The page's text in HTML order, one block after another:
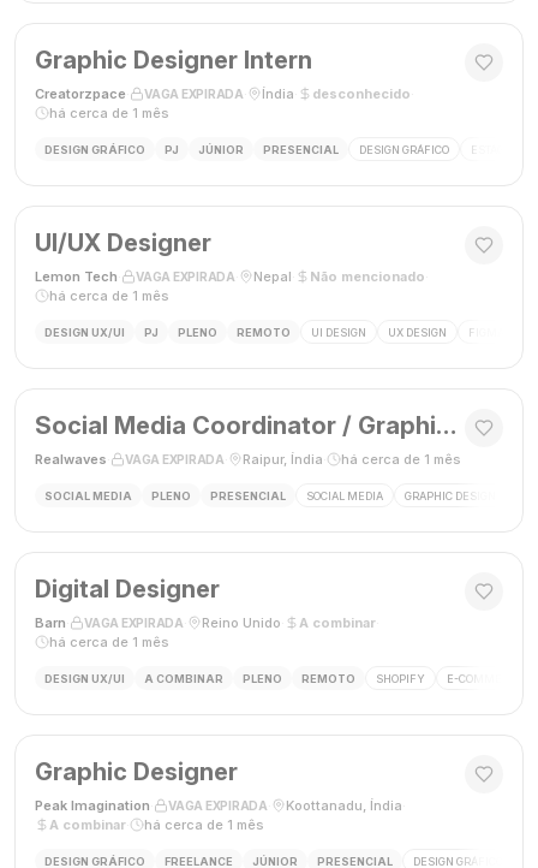
Graphic Designer Intern
Creatorzpace VAGA EXPIRADA Índia desconhecido
há cerca de 1 mês
DESIGN GRÁFICO PJ JÚNIOR PRESENCIAL DESIGN GRÁFICO ESTÁGIO
UI/UX Designer
Lemon Tech VAGA EXPIRADA Nepal Não mencionado
há cerca de 1 mês
DESIGN UX/UI PJ PLENO REMOTO UI DESIGN UX DESIGN FIGMA
Social Media Coordinator / Graphic Designer
Realwaves VAGA EXPIRADA Raipur, Índia há cerca de 1 mês
SOCIAL MEDIA PLENO PRESENCIAL SOCIAL MEDIA GRAPHIC DESIGN
Digital Designer
Barn VAGA EXPIRADA Reino Unido A combinar·
há cerca de 1 mês
DESIGN UX/UI A COMBINAR PLENO REMOTO SHOPIFY E-COMMERCE
Graphic Designer
Peak Imagination VAGA EXPIRADA Koottanadu, Índia
A combinar
há cerca de 1 mês
DESIGN GRÁFICO FREELANCE JÚNIOR PRESENCIAL DESIGN GRÁFICO